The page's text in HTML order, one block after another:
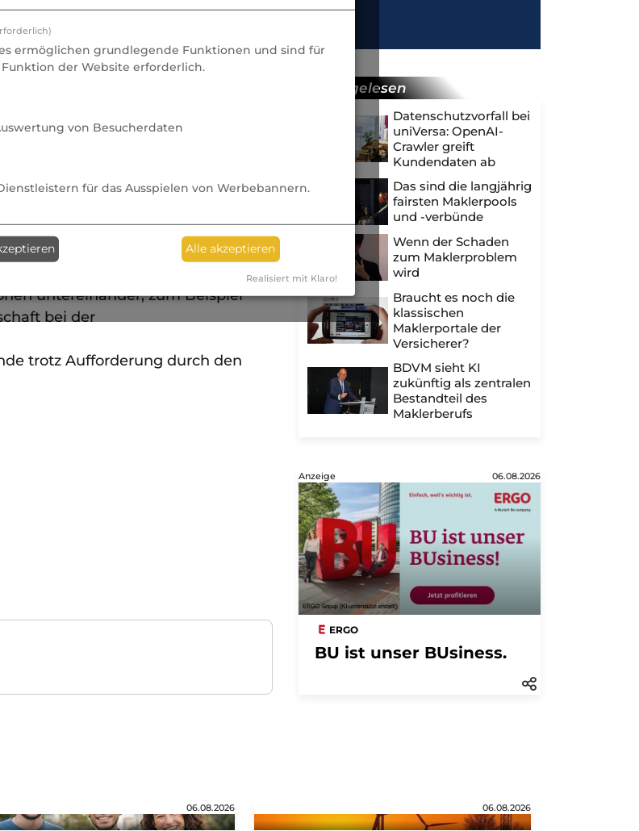
um Schäden aus Löschung,
Veränderung von Daten,
Daten, Störung des Zugangs
Übermittlung vertraulicher Daten
Sachen.
insbesondere auch keine
Arbeiten oder Sachen.
nach Umwelthaftungsgesetz
untereinander, zum Beispiel
bei der
trotz Aufforderung durch den
meist gelesen
Datenschutzvorfall bei
uniVersa: OpenAI-
Crawler greift
Kundendaten ab
Das sind die langjährig
fairsten Maklerpools
und -verbünde
Wenn der Schaden
zum Maklerproblem
wird
Braucht es noch die
klassischen
Maklerportale der
Versicherer?
BDVM sieht KI
zukünftig als zentralen
Bestandteil des
Maklerberufs
Anzeige 06.08.2026
ERGO
BU ist unser BUsiness.
06.08.2026 06.08.2026
ermöglichen grundlegende Funktionen und sind für
der Website erforderlich.
von Besucherdaten
für das Ausspielen von Werbebannern.
Alle akzeptieren
Realisiert mit Klaro!